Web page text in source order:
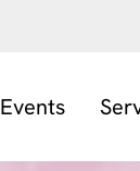
Events